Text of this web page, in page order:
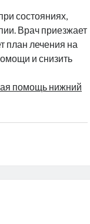
состояниях,
Врач приезжает
план лечения на
и снизить
помощь нижний